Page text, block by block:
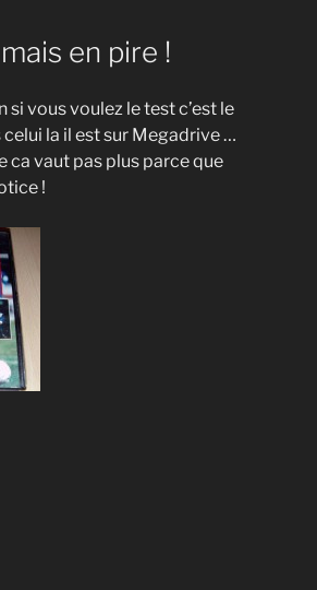
en pire !
vous voulez le test c’est le
la il est sur Megadrive …
ca vaut pas plus parce que
!